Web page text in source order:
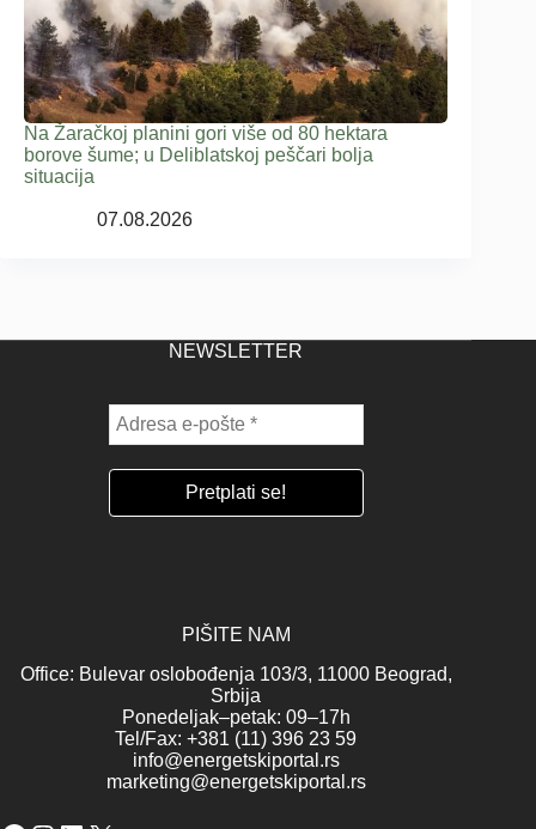
Na Žaračkoj planini gori više od 80 hektara
borove šume; u Deliblatskoj peščari bolja
situacija
07.08.2026
NEWSLETTER
PIŠITE NAM
Office: Bulevar oslobođenja 103/3, 11000 Beograd,
Srbija
Ponedeljak–petak: 09–17h
Tel/Fax: +381 (11) 396 23 59
info@energetskiportal.rs
marketing@energetskiportal.rs